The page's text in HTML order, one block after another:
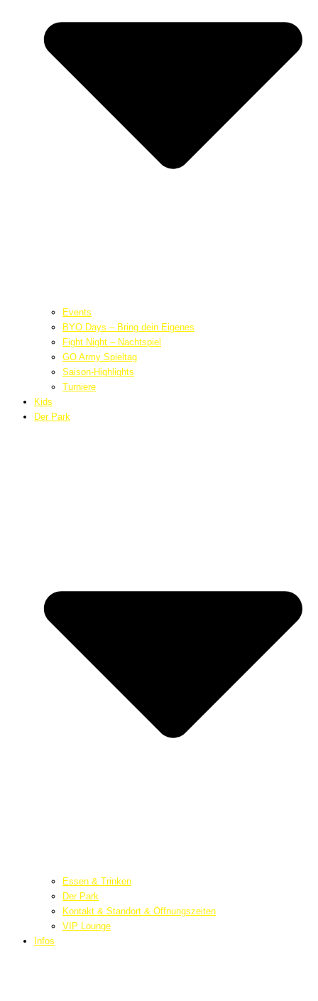
Events
BYO Days – Bring dein Eigenes
Fight Night – Nachtspiel
GO Army Spieltag
Saison-Highlights
Turniere
Kids
Der Park
Essen & Trinken
Der Park
Kontakt & Standort & Öffnungszeiten
VIP Lounge
Infos